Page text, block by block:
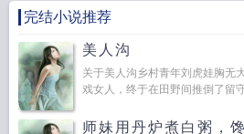
完结小说推荐
美人沟
关于美人沟乡村青年刘虎娃胸无
戏女人，终于在田野间推倒了留
师妹用丹炉煮白粥，